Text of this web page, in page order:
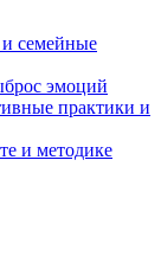
и семейные
эмоций
практики и
и методике